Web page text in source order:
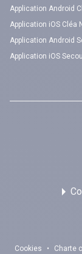
Application Android
Application iOS Cléa
Application Android
Application iOS
Cookies • Charte